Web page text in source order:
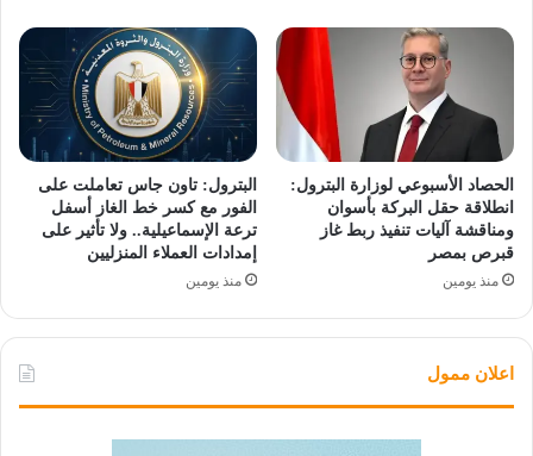
الحصاد الأسبوعي لوزارة البترول:
انطلاقة حقل البركة بأسوان
ومناقشة آليات تنفيذ ربط غاز
قبرص بمصر
منذ يومين
البترول: تاون جاس تعاملت على
الفور مع كسر خط الغاز أسفل
ترعة الإسماعيلية.. ولا تأثير على
إمدادات العملاء المنزليين
منذ يومين
اعلان ممول